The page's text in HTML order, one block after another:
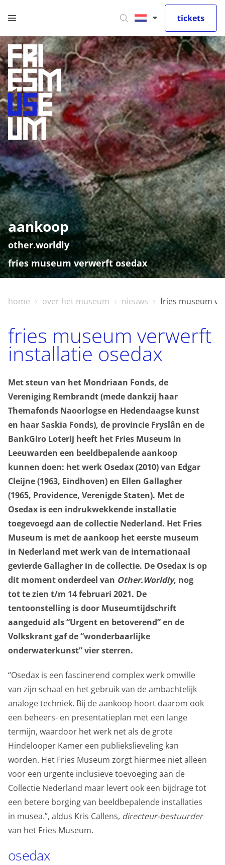
tickets
home
bezoekinfo
te zien en te doen
collectie
onderwijs
over het museum
aankoop
other.worldly
fries museum verwerft osedax
home over het museum nieuws fries museum
fries museum verwerft
installatie osedax
Met steun van het Mondriaan Fonds, de
Vereniging Rembrandt(mede dankzij haar
Themafonds Naoorlogse en Hedendaagse kunst
en haar Saskia Fonds), de provincie Fryslân en de
BankGiro Loterij heeft het Fries Museum in
Leeuwarden een beeldbepalende aankoop
kunnen doen: het werk Osedax (2010) van Edgar
Cleijne (1963, Eindhoven) en Ellen Gallagher
(1965, Providence, Verenigde Staten). Met de
Osedax is een indrukwekkende installatie
toegevoegd aan de collectie Nederland. Het Fries
Museum is met de aankoop het eerste museum
in Nederland met werk van de internationaal
gevierde Gallagher in de collectie. De Osedax is op
dit moment onderdeel van Other.Worldly, nog
tot te zien t/m 14 februari 2021. De
tentoonstelling is door Museumtijdschrift
aangeduid als “Urgent en betoverend” en de
Volkskrant gaf de “wonderbaarlijke
onderwaterkunst” vier sterren.
“Osedax is een fascinerend complex werk omwille
van zijn schaal en het gebruik van de ambachtelijk
analoge techniek. Bij de aankoop hoort daarom ook
een beheers- en presentatieplan met een lange
termijn, waardoor het werk net als de grote
Hindelooper Kamer een publiekslieveling kan
worden. Het Fries Museum zorgt hiermee niet alleen
voor een urgente inclusieve toevoeging aan de
Collectie Nederland maar levert ook een bijdrage tot
een betere borging van beeldbepalende installaties
in musea.”, aldus Kris Callens, directeur-bestuurder
van het Fries Museum.
osedax